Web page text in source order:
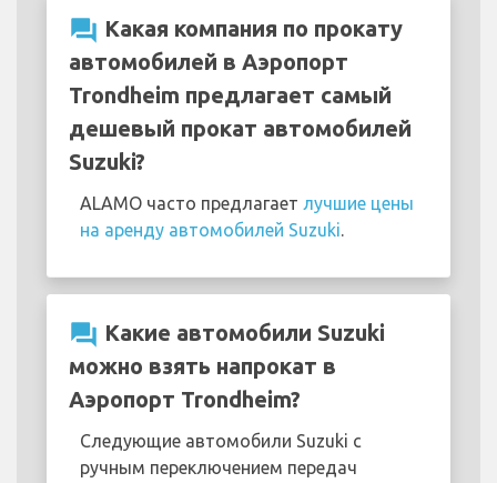
question_answer Какая компания по прокату
автомобилей в Аэропорт
Trondheim предлагает самый
дешевый прокат автомобилей
Suzuki?
ALAMO часто предлагает лучшие цены
на аренду автомобилей Suzuki.
question_answer Какие автомобили Suzuki
можно взять напрокат в
Аэропорт Trondheim?
Следующие автомобили Suzuki с
ручным переключением передач